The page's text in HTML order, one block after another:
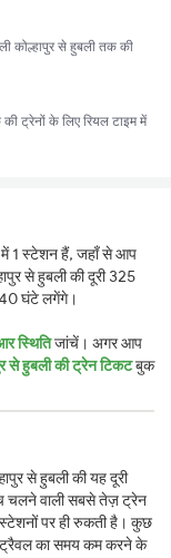
कोल्हापुर से हुबली तक की
ट्रेनों के लिए रियल टाइम में
में 1 स्टेशन हैं, जहाँ से आप
से हुबली की दूरी 325
घंटे लगेंगे।
स्थितिजांचें। अगर आप
से हुबली की ट्रेन टिकटबुक
से हुबली की यह दूरी
चलने वाली सबसे तेज़ ट्रेन
पर ही रुकती है। कुछ
का समय कम करने के